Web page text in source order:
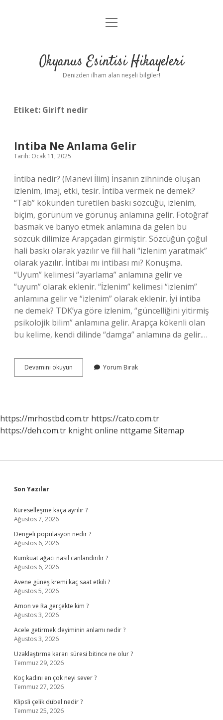
Anasayfa
Yasal Uyarı
menüyü
Okyanus Esintisi Hikayeleri
Denizden ilham alan neşeli bilgiler!
Etiket: Girift nedir
Intiba Ne Anlama Gelir
Tarih: Ocak 11, 2025
İntiba nedir? (Manevi İlim) İnsanın zihninde oluşan
izlenim, imaj, etki, tesir. İntiba vermek ne demek?
“Tab” kökünden türetilen baskı sözcüğü, izlenim,
biçim, görünüm ve görünüş anlamına gelir. Fotoğraf
basmak ve banyo etmek anlamına da gelen bu
sözcük dilimize Arapçadan girmiştir. Sözcüğün çoğul
hali baskı olarak yazılır ve fiil hali “izlenim yaratmak”
olarak yazılır. İntibaı mı intibası mı? Konuşma.
“Uyum” kelimesi “ayarlama” anlamına gelir ve
“uyum” olarak eklenir. “İzlenim” kelimesi “izlenim”
anlamına gelir ve “izlenim” olarak eklenir. İyi intiba
ne demek? TDK’ya göre izlenim, “güncelliğini yitirmiş
psikolojik bilim” anlamına gelir. Arapça kökenli olan
bu kelime, kendi dilinde “damga” anlamına da gelir.…
Devamını okuyun
Ne
Yorum Bırak
https://mrhostbd.com.tr https://cato.com.tr
https://deh.com.tr knight online nttgame Sitemap
Sidebar
Son Yazılar
Küreselleşme kaça ayrılır ?
Ağustos 7, 2026
Dengeli popülasyon nedir ?
Ağustos 6, 2026
Kumkuat ağacı nasıl canlandırılır ?
Ağustos 6, 2026
Avene güneş kremi kaç saat etkili ?
Ağustos 5, 2026
Amon ve Ra gerçekte kim ?
Ağustos 3, 2026
Acele getirmek deyiminin anlamı nedir ?
Ağustos 3, 2026
Uzaklaştırma kararı süresi bitince ne olur ?
Temmuz 29, 2026
Koç kadını en çok neyi sever ?
Temmuz 27, 2026
Klipsli çelik dübel nedir ?
Temmuz 25, 2026